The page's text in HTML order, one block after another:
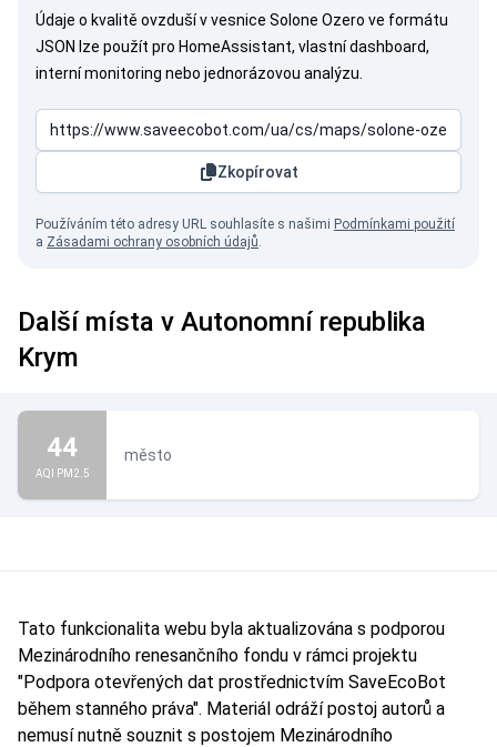
Údaje o kvalitě ovzduší v vesnice Solone Ozero ve formátu
JSON lze použít pro HomeAssistant, vlastní dashboard,
interní monitoring nebo jednorázovou analýzu.
Zkopírovat
Používáním této adresy URL souhlasíte s našimi Podmínkami použití
a Zásadami ochrany osobních údajů.
Další místa v Autonomní republika
Krym
44
AQI PM2.5
město
Tato funkcionalita webu byla aktualizována s podporou
Mezinárodního renesančního fondu v rámci projektu
"Podpora otevřených dat prostřednictvím SaveEcoBot
během stanného práva". Materiál odráží postoj autorů a
nemusí nutně souznit s postojem Mezinárodního